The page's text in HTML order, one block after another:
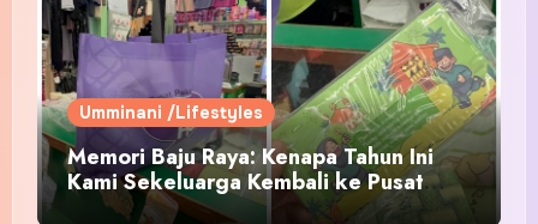
Umminani /Lifestyles
Memori Baju Raya: Kenapa Tahun Ini
Kami Sekeluarga Kembali ke Pusat
Pakaian Hari-Hari?